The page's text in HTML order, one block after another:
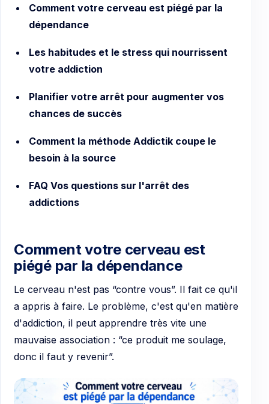
Comment votre cerveau est piégé par la
dépendance
Les habitudes et le stress qui nourrissent
votre addiction
Planifier votre arrêt pour augmenter vos
chances de succès
Comment la méthode Addictik coupe le
besoin à la source
FAQ Vos questions sur l'arrêt des
addictions
Comment votre cerveau est
piégé par la dépendance
Le cerveau n'est pas “contre vous”. Il fait ce qu'il
a appris à faire. Le problème, c'est qu'en matière
d'addiction, il peut apprendre très vite une
mauvaise association : “ce produit me soulage,
donc il faut y revenir”.